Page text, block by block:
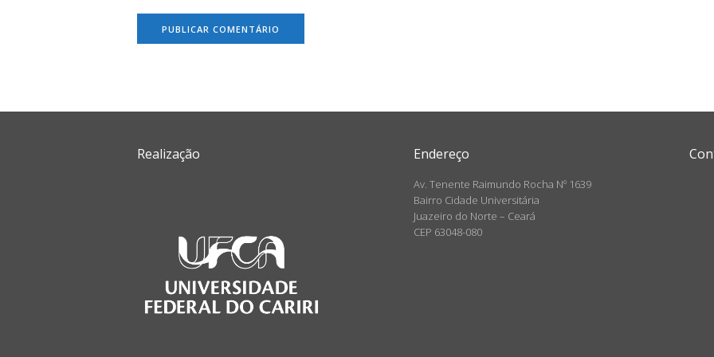
Realização Endereço
Av. Tenente Raimundo Rocha Nº 1639
Bairro Cidade Universitária
Juazeiro do Norte – Ceará
CEP 63048-080